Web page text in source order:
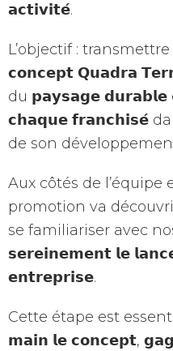
𝗮𝗰𝘁𝗶𝘃𝗶𝘁𝗲́.
L’objectif :
𝗰𝗼𝗻𝗰𝗲𝗽𝘁 𝗤𝘂𝗮𝗱𝗿𝗮
du 𝗽𝗮𝘆𝘀𝗮𝗴𝗲
𝗰𝗵𝗮𝗾𝘂𝗲 𝗳𝗿𝗮𝗻𝗰𝗵𝗶𝘀𝗲́
de son
Aux côtés de l’équipe
promotion va
se familiariser avec
𝘀𝗲𝗿𝗲𝗶𝗻𝗲𝗺𝗲𝗻𝘁 𝗹𝗲
𝗲𝗻𝘁𝗿𝗲𝗽𝗿𝗶𝘀𝗲.
Cette étape est
𝗺𝗮𝗶𝗻 𝗹𝗲 𝗰𝗼𝗻𝗰𝗲𝗽𝘁,